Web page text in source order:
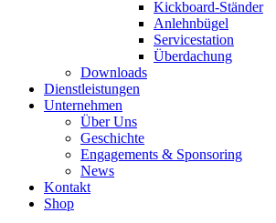
Kickboard-Ständer
Anlehnbügel
Servicestation
Überdachung
Downloads
Dienstleistungen
Unternehmen
Über Uns
Geschichte
Engagements & Sponsoring
News
Kontakt
Shop